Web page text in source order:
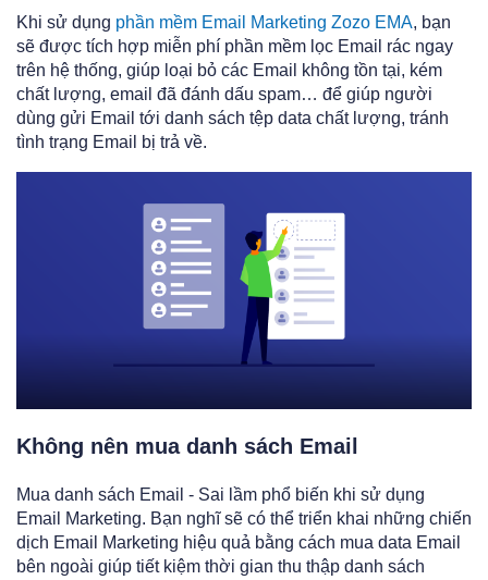
Khi sử dụng phần mềm Email Marketing Zozo EMA, bạn
sẽ được tích hợp miễn phí phần mềm lọc Email rác ngay
trên hệ thống, giúp loại bỏ các Email không tồn tại, kém
chất lượng, email đã đánh dấu spam… để giúp người
dùng gửi Email tới danh sách tệp data chất lượng, tránh
tình trạng Email bị trả về.
Không nên mua danh sách Email
Mua danh sách Email - Sai lầm phổ biến khi sử dụng
Email Marketing. Bạn nghĩ sẽ có thể triển khai những chiến
dịch Email Marketing hiệu quả bằng cách mua data Email
bên ngoài giúp tiết kiệm thời gian thu thập danh sách